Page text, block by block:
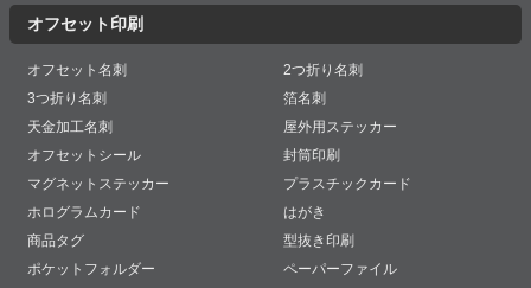
オフセット印刷
オフセット名刺
2つ折り名刺
3つ折り名刺
箔名刺
天金加工名刺
屋外用ステッカー
オフセットシール
封筒印刷
マグネットステッカー
プラスチックカード
ホログラムカード
はがき
商品タグ
型抜き印刷
ポケットフォルダー
ペーパーファイル